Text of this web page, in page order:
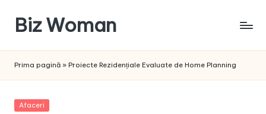
content
Biz Woman
succesul
Prima pagină » Proiecte Rezidențiale Evaluate de Home Planning
Posted
Afaceri